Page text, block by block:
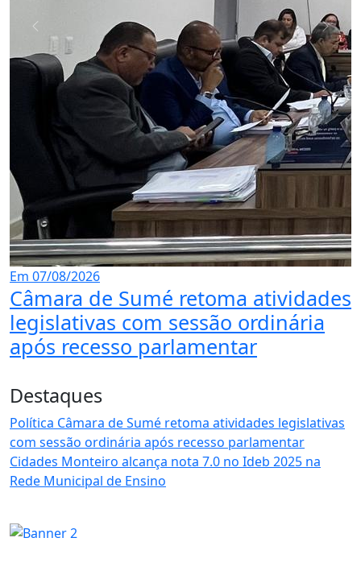
atividades
ordinária
Destaques
Política Câmara de Sumé retoma atividades legislativas
com sessão ordinária após recesso parlamentar
Cidades Monteiro alcança nota 7.0 no Ideb 2025 na
Rede Municipal de Ensino